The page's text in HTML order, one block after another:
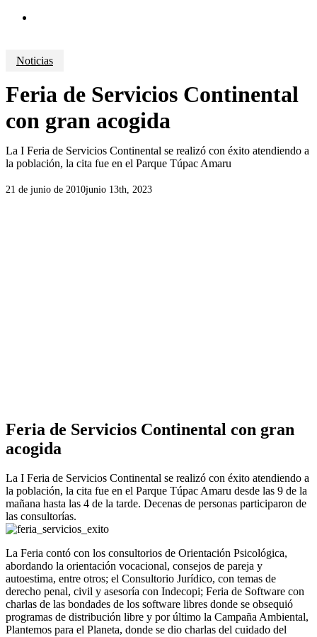
Noticias
Feria de Servicios Continental
con gran acogida
La I Feria de Servicios Continental se realizó con éxito atendiendo a
la población, la cita fue en el Parque Túpac Amaru
21 de junio de 2010junio 13th, 2023
Feria de Servicios Continental con gran
acogida
La I Feria de Servicios Continental se realizó con éxito atendiendo a
la población, la cita fue en el Parque Túpac Amaru desde las 9 de la
mañana hasta las 4 de la tarde. Decenas de personas participaron de
las consultorías.
La Feria contó con los consultorios de Orientación Psicológica,
abordando la orientación vocacional, consejos de pareja y
autoestima, entre otros; el Consultorio Jurídico, con temas de
derecho penal, civil y asesoría con Indecopi; Feria de Software con
charlas de las bondades de los software libres donde se obsequió
programas de distribución libre y por último la Campaña Ambiental,
Plantemos para el Planeta, donde se dio charlas del cuidado del